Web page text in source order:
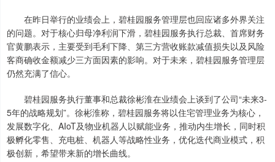
在昨日举行的业绩会上，碧桂园服务管理层也回应诸多外界关注
的问题。对于核心归母净利润下滑，碧桂园服务执行总裁、首席财务
官黄鹏表示，主要受到毛利下降、第三方营收账款减值损失以及风险
客商确收金额减少三方面因素的影响。对于未来，碧桂园服务管理层
仍然充满了信心。
碧桂园服务执行董事和总裁徐彬淮在业绩会上谈到了公司“未来3-
5年的战略规划”。徐彬淮称，碧桂园服务将以住宅管理业务为核心，
发展数字化、AIoT及物业机器人以赋能业务，推动内生增长，同时积
极孵化零售、充电桩、机器人等战略性业务，优化迭代商业模式，积
极创新，希望带来新的增长曲线。